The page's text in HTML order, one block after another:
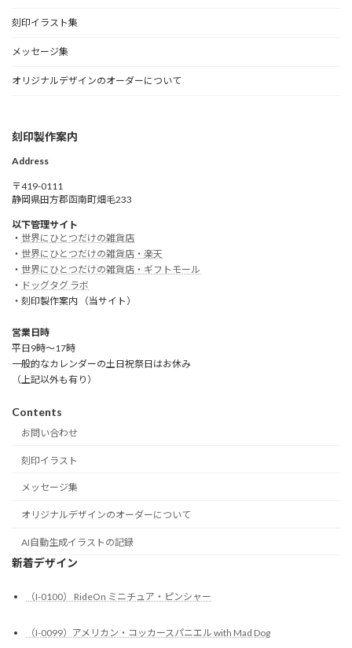
刻印イラスト集
メッセージ集
オリジナルデザインのオーダーについて
刻印製作案内
Address
〒419-0111
静岡県田方郡函南町畑毛233
以下管理サイト
・ 世界にひとつだけの雑貨店
・ 世界にひとつだけの雑貨店・楽天
・ 世界にひとつだけの雑貨店・ギフトモール
・ ドッグタグ ラボ
・刻印製作案内 （当サイト）
営業日時
平日9時～17時
一般的なカレンダーの土日祝祭日はお休み
（上記以外も有り）
Contents
お問い合わせ
刻印イラスト
メッセージ集
オリジナルデザインのオーダーについて
AI自動生成イラストの記録
新着デザイン
（I-0100） RideOn ミニチュア・ピンシャー
（I-0099）アメリカン・コッカースパニエル with Mad Dog